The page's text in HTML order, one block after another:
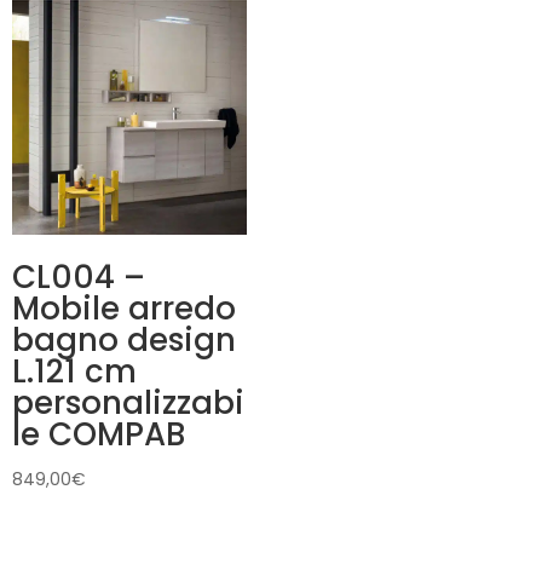
CL004 –
Mobile arredo
bagno design
L.121 cm
personalizzabi
le COMPAB
849,00€